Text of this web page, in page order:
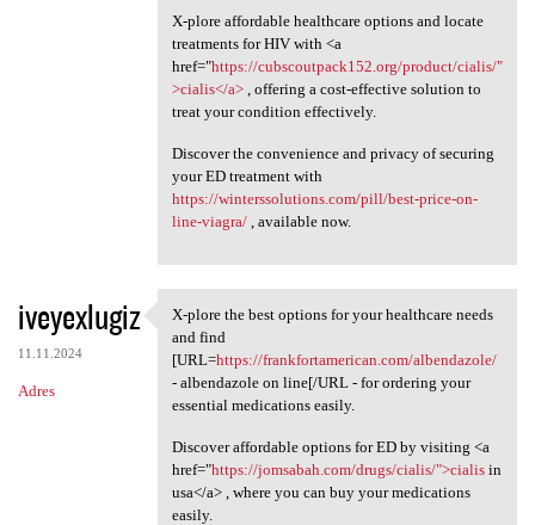
X-plore affordable healthcare options and locate
treatments for HIV with <a
href="https://cubscoutpack152.org/product/cialis/"
>cialis</a>, offering a cost-effective solution to
treat your condition effectively.
Discover the convenience and privacy of securing
your ED treatment with
https://winterssolutions.com/pill/best-price-on-
line-viagra/, available now.
iveyexlugiz
11.11.2024
Adres
X-plore the best options for
X-plore the best options for your healthcare needs
and find
[URL=https://frankfortamerican.com/albendazole/
- albendazole on line[/URL - for ordering your
essential medications easily.
Discover affordable options for ED by visiting <a
href="https://jomsabah.com/drugs/cialis/">cialisin
usa</a> , where you can buy your medications
easily.